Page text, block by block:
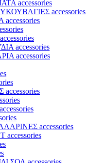
accessories
accessories
accessories
accessories
accessories